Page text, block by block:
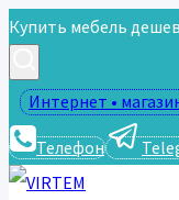
Перейти
содержимому
Купить мебель
Интернет •
Телефон